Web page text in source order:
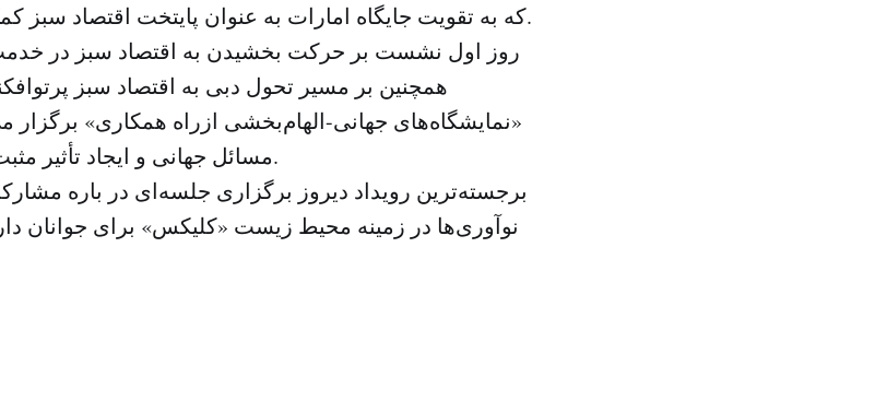
که به تقویت جایگاه امارات به عنوان پایتخت اقتصاد سبز کمک می‌کنند را بررسی می‌کند.
روز اول نشست بر حرکت بخشیدن به اقتصاد سبز در
همچنین بر مسیر تحول دبی به اقتصاد سبز
«نمایشگاه‌های جهانی-الهام‌بخشی ازراه همکاری»
مسائل جهانی و ایجاد تأثیر مثبت مورد بررسی قرار می‌گیرد.
برجسته‌ترین رویداد دیروز برگزاری جلسه‌ای در باره
نوآوری‌ها در زمینه محیط زیست «کلیکس» برای جوانان